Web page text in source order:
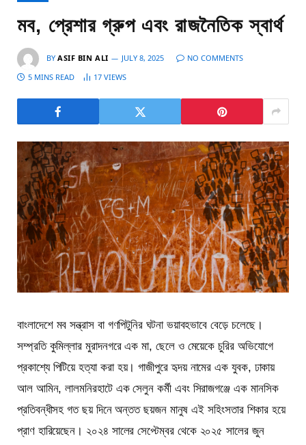
মব, প্রেশার গ্রুপ এবং রাজনৈতিক স্বার্থ
BY ASIF BIN ALI JULY 8, 2025
NO COMMENTS
5 MINS READ
17 VIEWS
বাংলাদেশে মব সন্ত্রাস বা গণপিটুনির ঘটনা ভয়াবহভাবে বেড়ে চলেছে।
সম্প্রতি কুমিল্লার মুরাদনগরে এক মা, ছেলে ও মেয়েকে চুরির অভিযোগে
প্রকাশ্যে পিটিয়ে হত্যা করা হয়। গাজীপুরে হৃদয় নামের এক যুবক, ঢাকায়
আল আমিন, লালমনিরহাটে এক সেলুন কর্মী এবং সিরাজগঞ্জে এক মানসিক
প্রতিবন্ধীসহ গত ছয় দিনে অন্তত ছয়জন মানুষ এই সহিংসতার শিকার হয়ে
প্রাণ হারিয়েছেন। ২০২৪ সালের সেপ্টেম্বর থেকে ২০২৫ সালের জুন